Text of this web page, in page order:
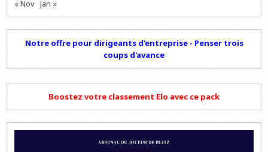
« Nov Jan »
Notre offre pour dirigeants d'entreprise - Penser trois
coups d'avance
Boostez votre classement Elo avec ce pack